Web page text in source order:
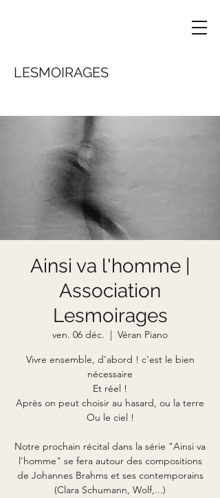
LESMOIRAGES
Ainsi va l'homme |
Association
Lesmoirages
ven. 06 déc.
  |
Véran Piano
Vivre ensemble, d'abord ! c'est le bien
nécessaire
Et réel !
Après on peut choisir au hasard, ou la terre
Ou le ciel !
Notre prochain récital dans la série "Ainsi va
l'homme" se fera autour des compositions
de Johannes Brahms et ses contemporains
(Clara Schumann, Wolf,...)